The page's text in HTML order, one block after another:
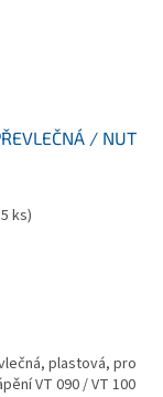
/ NUT
ks)
plastová, pro
VT 090 / VT 100